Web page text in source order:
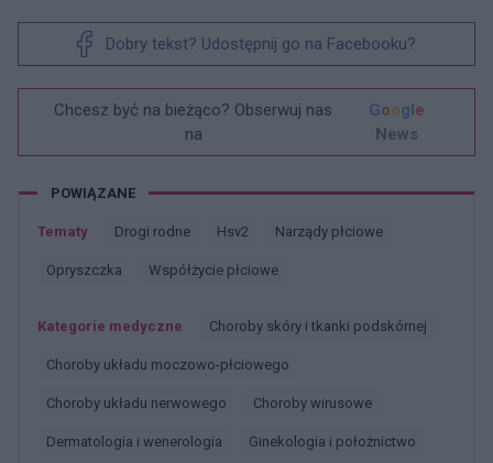
Dobry tekst? Udostępnij go na Facebooku?
Chcesz być na bieżąco? Obserwuj nas
na
Google
News
POWIĄZANE
Tematy Drogi rodne Hsv2 Narządy płciowe
Opryszczka Współżycie płciowe
Kategorie medyczne Choroby skóry i tkanki podskórnej
Choroby układu moczowo-płciowego
Choroby układu nerwowego Choroby wirusowe
Dermatologia i wenerologia Ginekologia i położnictwo